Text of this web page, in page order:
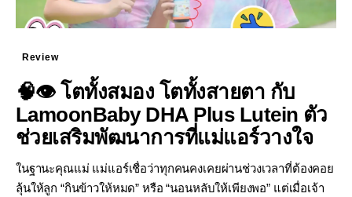
Event & Activities
Review
🧠👁️ โตทั้งสมอง โตทั้งสายตา กับ
LamoonBaby DHA Plus Lutein ตัว
ช่วยเสริมพัฒนาการที่แม่แอร์วางใจ
ในฐานะคุณแม่ แม่แอร์เชื่อว่าทุกคนคงเคยผ่านช่วงเวลาที่ต้องคอย
ลุ้นให้ลูก “กินข้าวให้หมด” หรือ “นอนหลับให้เพียงพอ” แต่เมื่อเจ้า